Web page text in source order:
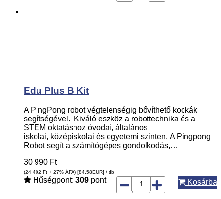
Edu Plus B Kit
A PingPong robot végtelenségig bővíthető kockák
segítségével. Kiváló eszköz a robottechnika és a
STEM oktatáshoz óvodai, általános
iskolai, középiskolai és egyetemi szinten. A Pingpong
Robot segít a számítógépes gondolkodás,…
30 990 Ft
(24 402 Ft + 27% ÁFA) [84.58EUR] / db
Hűségpont: 309 pont Kosárba